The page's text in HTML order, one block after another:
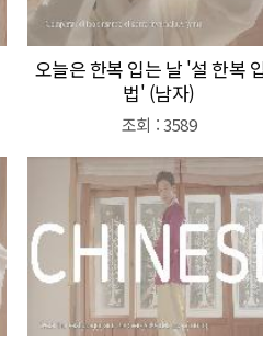
오늘은 한복 입는 날 '설 한복
법' (남자)
조회 : 3589